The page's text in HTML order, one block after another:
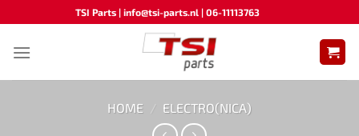
naar
inhoud
TSI Parts | info@tsi-parts.nl | 06-11113763
HOME / ELECTRO(NICA)